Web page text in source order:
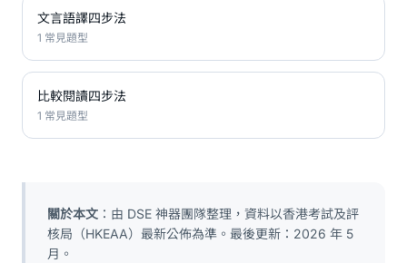
文言語譯四步法
1 常見題型
比較閱讀四步法
1 常見題型
關於本文 ：由 DSE 神器團隊整理，資料以香港考試及評
核局（HKEAA）最新公佈為準。最後更新：2026 年 5
月。